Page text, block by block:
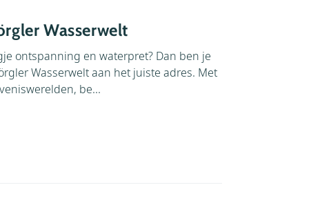
Wasserwelt
ontspanning en waterpret? Dan ben je
Wasserwelt aan het juiste adres. Met
be...